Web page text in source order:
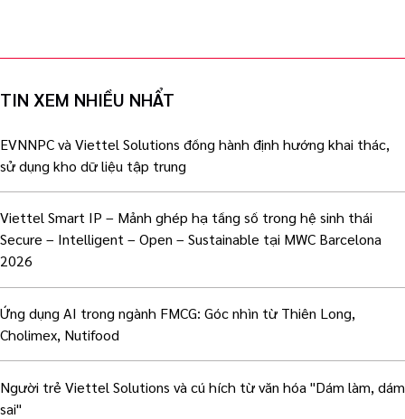
TIN XEM NHIỀU NHẨT
EVNNPC và Viettel Solutions đồng hành định hướng khai thác,
sử dụng kho dữ liệu tập trung
Viettel Smart IP – Mảnh ghép hạ tầng số trong hệ sinh thái
Secure – Intelligent – Open – Sustainable tại MWC Barcelona
2026
Ứng dụng AI trong ngành FMCG: Góc nhìn từ Thiên Long,
Cholimex, Nutifood
Người trẻ Viettel Solutions và cú hích từ văn hóa "Dám làm, dám
sai"